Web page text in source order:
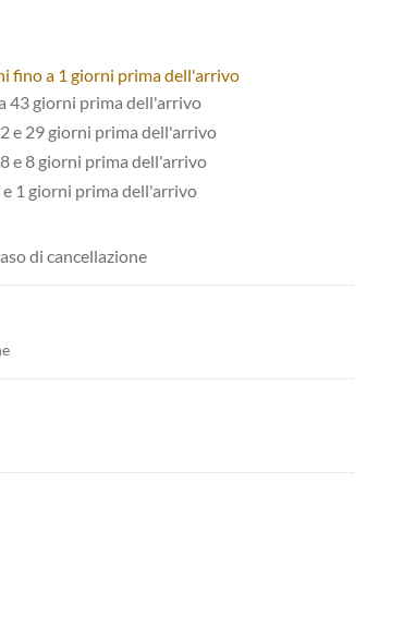
fino a 1 giorni prima dell'arrivo
43 giorni prima dell'arrivo
e 29 giorni prima dell'arrivo
e 8 giorni prima dell'arrivo
1 giorni prima dell'arrivo
di cancellazione